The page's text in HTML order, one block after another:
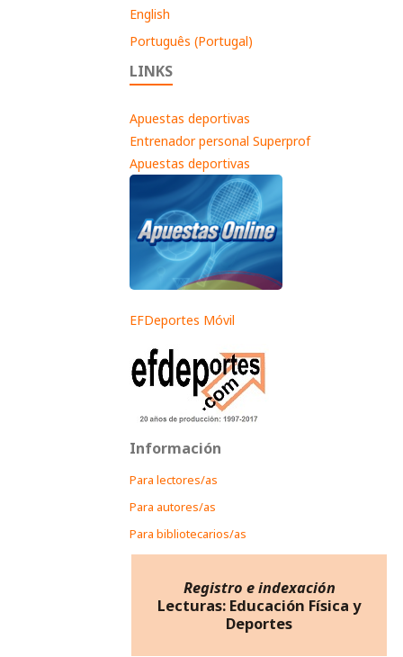
English
Português (Portugal)
LINKS
Apuestas deportivas
Entrenador personal Superprof
Apuestas deportivas
EFDeportes Móvil
Información
Para lectores/as
Para autores/as
Para bibliotecarios/as
Registro e indexación
Lecturas: Educación Física y
Deportes